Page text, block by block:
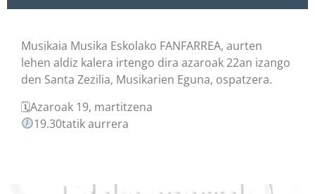
Musikaia Musika Eskolako FANFARREA, aurten
lehen aldiz kalera irtengo dira azaroak 22an izango
den Santa Zezilia, Musikarien Eguna, ospatzera.
🗓Azaroak 19, martitzena
19.30tatik aurrera